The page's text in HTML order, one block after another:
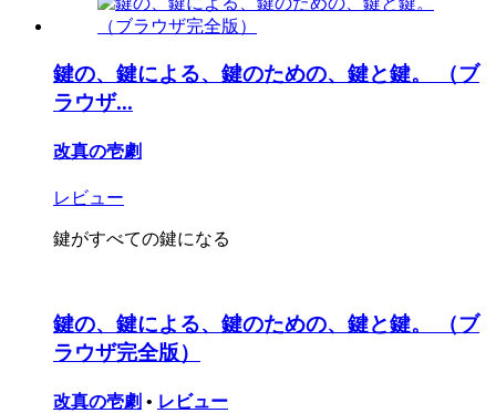
鍵の、鍵による、鍵のための、鍵と鍵。 （ブ
ラウザ...
改真の壱劇
レビュー
鍵がすべての鍵になる
鍵の、鍵による、鍵のための、鍵と鍵。 （ブ
ラウザ完全版）
改真の壱劇 • レビュー